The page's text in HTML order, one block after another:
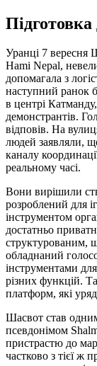
Підготовка
Уранці 7 вересня
Hami Nepal,
допомагала з
наступний ранок
в центрі
демонстрантів.
відповів. На
людей заявляли,
каналу
реальному часі.
Вони вирішили
розроблений для
інструментом
достатньо
структурованим,
обладнаний
інструментами
різних функцій.
платформ, які
Шасвот став
псевдонімом
пристрастю до
частково з тієї ж